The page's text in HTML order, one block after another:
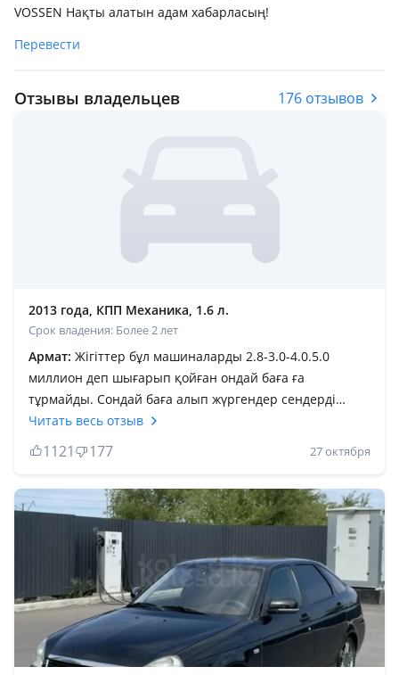
VOSSEN Нақты алатын адам хабарласың!
Перевести
Отзывы владельцев 176 отзывов
2013 года, КПП Механика, 1.6 л.
Срок владения: Более 2 лет
Армат: Жігіттер бұл машиналарды 2.8-3.0-4.0.5.0
миллион деп шығарып қойған ондай баға ға
тұрмайды. Сондай баға алып жүргендер сендерді
қарату керек. Лайк басқаннан білуге болады менің
сөзімнің қаншалықты рас екенінің. Ана енді 176
дизлайк басқандар сол приорасы бар өткізе алмай
жүргендерғо. Либо жаңа кезінде алып сатқандар
бұлардың жақсысы қалмады көбінің пробектері көп
300 мыңнан асып кеткен но бірақ айналдырып қойған
кейін қарай. Лада 10 не бұл не ешқандай
айырмашылық жоққой. Запчасти қымбат бұған
қарағанда кейбір иномаркалардың запчасти арзан.
Қымбатқа алып саласың бірақ ешқандай комфорт жоқ.
Салондары панелдері сықырлап кетип бара жатасың.
Қыста мойка барсаң қатты аязда ертеңгі күні есіктері
Читать весь отзыв
1121 177 27 октября